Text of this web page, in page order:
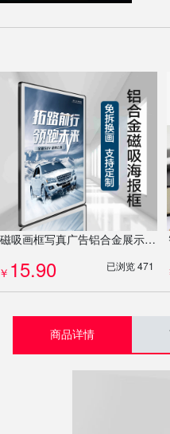
磁吸画框写真广告铝合金展示框宣传栏照片墙相框挂墙定制
￥ 15.90 已浏览 471
商品详情